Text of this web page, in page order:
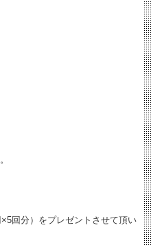
回分）をプレゼントさせて頂い